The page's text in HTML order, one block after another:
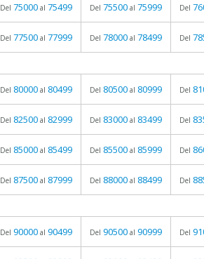
Del 75000 al 75499 Del 75500 al 75999 Del
Del 77500 al 77999 Del 78000 al 78499 Del
Del 80000 al 80499 Del 80500 al 80999 Del
Del 82500 al 82999 Del 83000 al 83499 Del
Del 85000 al 85499 Del 85500 al 85999 Del
Del 87500 al 87999 Del 88000 al 88499 Del
Del 90000 al 90499 Del 90500 al 90999 Del